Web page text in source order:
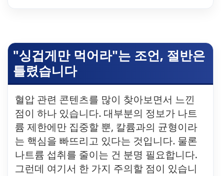
"싱겁게만 먹어라"는 조언, 절반은
틀렸습니다
혈압 관련 콘텐츠를 많이 찾아보면서 느낀
점이 하나 있습니다. 대부분의 정보가 나트
륨 제한에만 집중할 뿐, 칼륨과의 균형이라
는 핵심을 빠뜨리고 있다는 것입니다. 물론
나트륨 섭취를 줄이는 건 분명 필요합니다.
그런데 여기서 한 가지 주의할 점이 있습니